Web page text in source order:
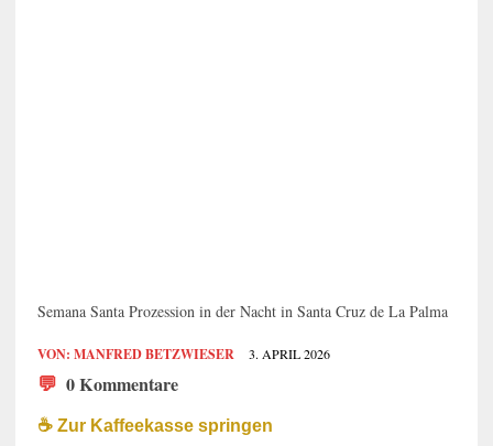
Semana Santa Prozession in der Nacht in Santa Cruz de La Palma
VON: MANFRED BETZWIESER 3. APRIL 2026
💬 0 Kommentare
☕️ Zur Kaffeekasse springen